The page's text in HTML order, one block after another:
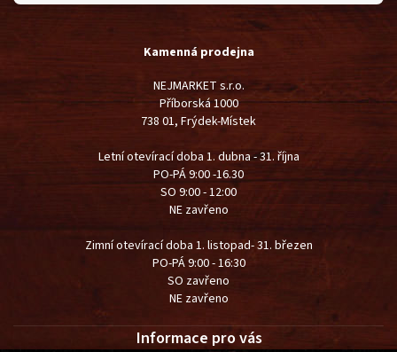
Kamenná prodejna
NEJMARKET s.r.o.
Příborská 1000
738 01, Frýdek-Místek
Letní otevírací doba 1. dubna - 31. října
PO-PÁ 9:00 -16.30
SO 9:00 - 12:00
NE zavřeno
Zimní otevírací doba 1. listopad- 31. březen
PO-PÁ 9:00 - 16:30
SO zavřeno
NE zavřeno
Informace pro vás